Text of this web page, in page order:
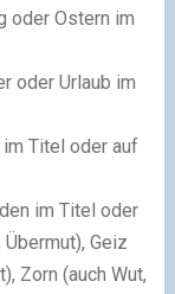
oder Ostern im
oder Urlaub im
Titel oder auf
im Titel oder
Geiz
Zorn (auch Wut,